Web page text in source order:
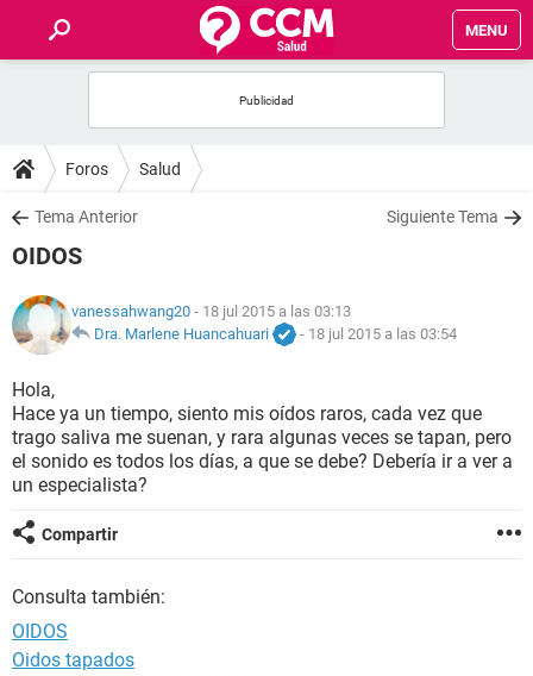
MENU
FOROS
SALUD
NUTRICIÓN
BIENESTAR
SEXUALIDAD
GLOSARIO
Foros Salud
Tema Anterior Siguiente Tema
OIDOS
vanessahwang20 - 18 jul 2015 a las 03:13
Dra. Marlene Huancahuari
- 18 jul 2015 a las 03:54
Hola,
Hace ya un tiempo, siento mis oídos raros, cada vez que
trago saliva me suenan, y rara algunas veces se tapan, pero
el sonido es todos los días, a que se debe? Debería ir a ver a
un especialista?
Compartir
Consulta también:
OIDOS
Oidos tapados